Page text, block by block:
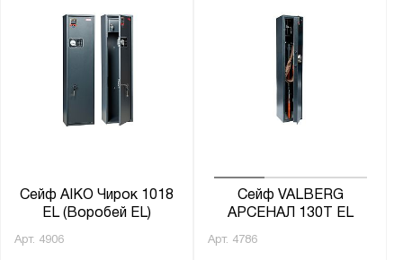
Сейф AIKO Чирок 1018
EL (Воробей EL)
Арт. 4906
Сейф VALBERG
АРСЕНАЛ 130Т EL
Арт. 4786
Ширина, мм:
от до
Класс взломостойкости: